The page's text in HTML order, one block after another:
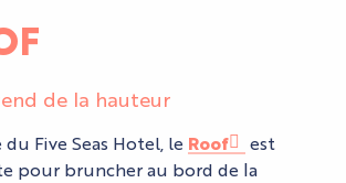
de la hauteur
Five Seas Hotel, le Roof
est
pour bruncher au bord de la